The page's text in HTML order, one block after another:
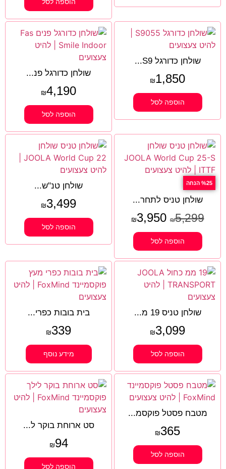
הוספה לסל
שולחן כדורגל S9...
₪1,850
הוספה לסל
שולחן כדורגל פנ...
₪4,190
הוספה לסל
%25 הנחה
שולחן טניס לתחר...
₪5,299
₪3,950
הוספה לסל
שולחן טנ"ש...
₪3,499
הוספה לסל
שולחן טניס 19 מ...
₪3,099
הוספה לסל
בית בובות כפרי...
₪339
מידע נוסף
מטבח פסטל פוקסמ...
₪365
הוספה לסל
סט ארוחת בוקר ל...
₪94
הוספה לסל